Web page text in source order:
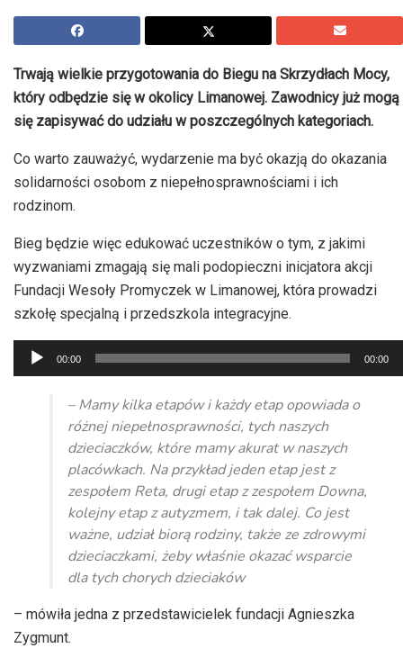
Trwają wielkie przygotowania do Biegu na Skrzydłach Mocy,
który odbędzie się w okolicy Limanowej. Zawodnicy już mogą
się zapisywać do udziału w poszczególnych kategoriach.
Co warto zauważyć, wydarzenie ma być okazją do okazania
solidarności osobom z niepełnosprawnościami i ich
rodzinom.
Bieg będzie więc edukować uczestników o tym, z jakimi
wyzwaniami zmagają się mali podopieczni inicjatora akcji
Fundacji Wesoły Promyczek w Limanowej, która prowadzi
szkołę specjalną i przedszkola integracyjne.
Odtwarzacz
plików
dźwiękowych
00:00 00:00
– Mamy kilka etapów i każdy etap opowiada o
różnej niepełnosprawności, tych naszych
dzieciaczków, które mamy akurat w naszych
placówkach. Na przykład jeden etap jest z
zespołem Reta, drugi etap z zespołem Downa,
kolejny etap z autyzmem, i tak dalej. Co jest
ważne, udział biorą rodziny, także ze zdrowymi
dzieciaczkami, żeby właśnie okazać wsparcie
dla tych chorychdzieciaków
– mówiła jedna z przedstawicielek fundacji Agnieszka
Zygmunt.